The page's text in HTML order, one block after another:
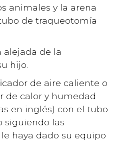
animales y la arena
de traqueotomía
alejada de la
hijo.
de aire caliente o
de calor y humedad
en inglés) con el tubo
siguiendo las
haya dado su equipo